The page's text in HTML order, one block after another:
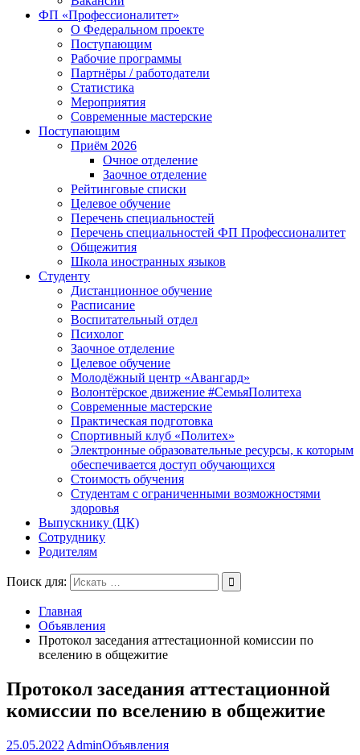
ФП «Профессионалитет»
О Федеральном проекте
Поступающим
Рабочие программы
Партнёры / работодатели
Статистика
Мероприятия
Современные мастерские
Поступающим
Приём 2026
Очное отделение
Заочное отделение
Рейтинговые списки
Целевое обучение
Перечень специальностей
Перечень специальностей ФП Профессионалитет
Общежития
Школа иностранных языков
Студенту
Дистанционное обучение
Расписание
Воспитательный отдел
Психолог
Заочное отделение
Целевое обучение
Молодёжный центр «Авангард»
Волонтёрское движение #СемьяПолитеха
Современные мастерские
Практическая подготовка
Спортивный клуб «Политех»
Электронные образовательные ресурсы, к которым
обеспечивается доступ обучающихся
Стоимость обучения
Студентам с ограниченными возможностями
здоровья
Выпускнику (ЦК)
Сотруднику
Родителям
Поиск для:
Главная
Объявления
Протокол заседания аттестационной комиссии по
вселению в общежитие
Протокол заседания аттестационной
комиссии по вселению в общежитие
25.05.2022 AdminОбъявления